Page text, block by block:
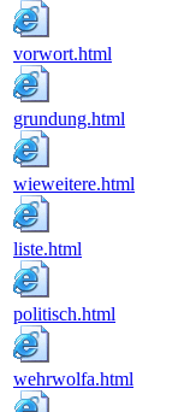
vorwort.html
grundung.html
wieweitere.html
liste.html
politisch.html
wehrwolfa.html